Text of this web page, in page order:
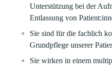
Unterstützung bei der
Entlassung von
Sie sind für die fachlich
Grundpflege unserer
Sie wirken in einem